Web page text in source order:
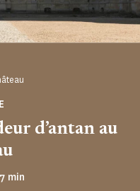
Temps de Lecture
7 min
d’antan au